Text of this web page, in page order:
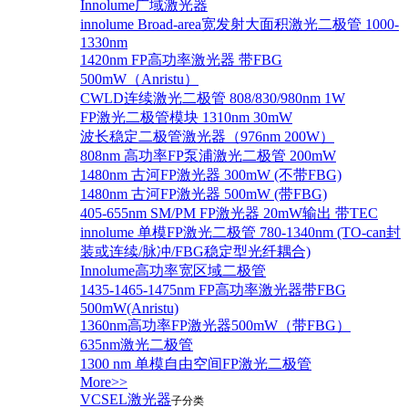
Innolume广域激光器
innolume Broad-area宽发射大面积激光二极管 1000-
1330nm
1420nm FP高功率激光器 带FBG
500mW（Anristu）
CWLD连续激光二极管 808/830/980nm 1W
FP激光二极管模块 1310nm 30mW
波长稳定二极管激光器（976nm 200W）
808nm 高功率FP泵浦激光二极管 200mW
1480nm 古河FP激光器 300mW (不带FBG)
1480nm 古河FP激光器 500mW (带FBG)
405-655nm SM/PM FP激光器 20mW输出 带TEC
innolume 单模FP激光二极管 780-1340nm (TO-can封
装或连续/脉冲/FBG稳定型光纤耦合)
Innolume高功率宽区域二极管
1435-1465-1475nm FP高功率激光器带FBG
500mW(Anristu)
1360nm高功率FP激光器500mW（带FBG）
635nm激光二极管
1300 nm 单模自由空间FP激光二极管
More>>
VCSEL激光器子分类